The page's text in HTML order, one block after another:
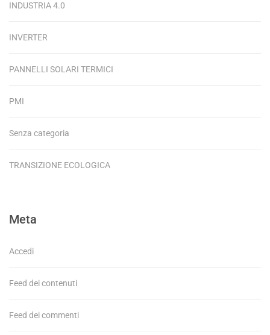
INDUSTRIA 4.0
INVERTER
PANNELLI SOLARI TERMICI
PMI
Senza categoria
TRANSIZIONE ECOLOGICA
Meta
Accedi
Feed dei contenuti
Feed dei commenti